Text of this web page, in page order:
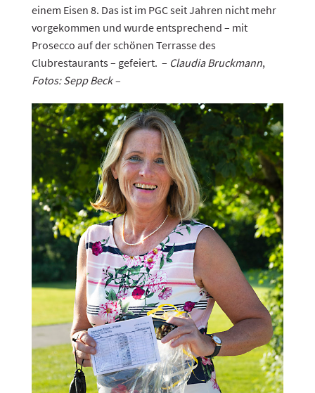
einem Eisen 8. Das ist im PGC seit Jahren nicht mehr
vorgekommen und wurde entsprechend – mit
Prosecco auf der schönen Terrasse des
Clubrestaurants – gefeiert. – Claudia Bruckmann,
Fotos: Sepp Beck –